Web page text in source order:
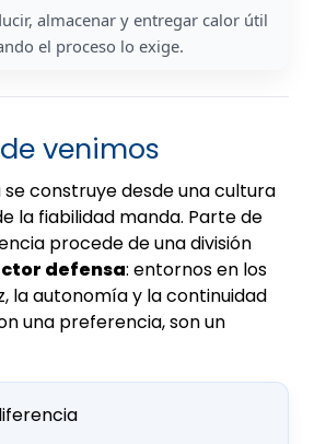
almacenar y entregar calor útil
el proceso lo exige.
venimos
se construye desde una cultura
la fiabilidad manda. Parte de
procede de una división
defensa: entornos en los
la autonomía y la continuidad
una preferencia, son un